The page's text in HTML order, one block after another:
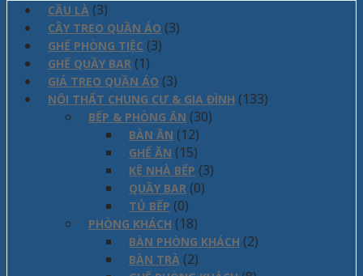
CẦU LÀ (3)
CÂY TREO QUẦN ÁO (3)
GHẾ PHÒNG TIỆC (3)
GHẾ QUẦY BAR (1)
GIÁ TREO QUẦN ÁO (3)
NỘI THẤT CHUNG CƯ & GIA ĐÌNH (133)
BẾP & PHÒNG ĂN (30)
BÀN ĂN (12)
GHẾ ĂN (15)
KỆ NHÀ BẾP (3)
QUẦY BAR (0)
TỦ BẾP (0)
PHÒNG KHÁCH (18)
BÀN PHÒNG KHÁCH (2)
BÀN TRÀ (2)